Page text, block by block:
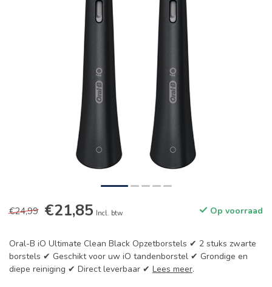
€24,99 €21,85 Incl. btw Op voorraad
Oral-B iO Ultimate Clean Black Opzetborstels ✔ 2 stuks zwarte
borstels ✔ Geschikt voor uw iO tandenborstel ✔ Grondige en
diepe reiniging ✔ Direct leverbaar ✔ Lees meer.